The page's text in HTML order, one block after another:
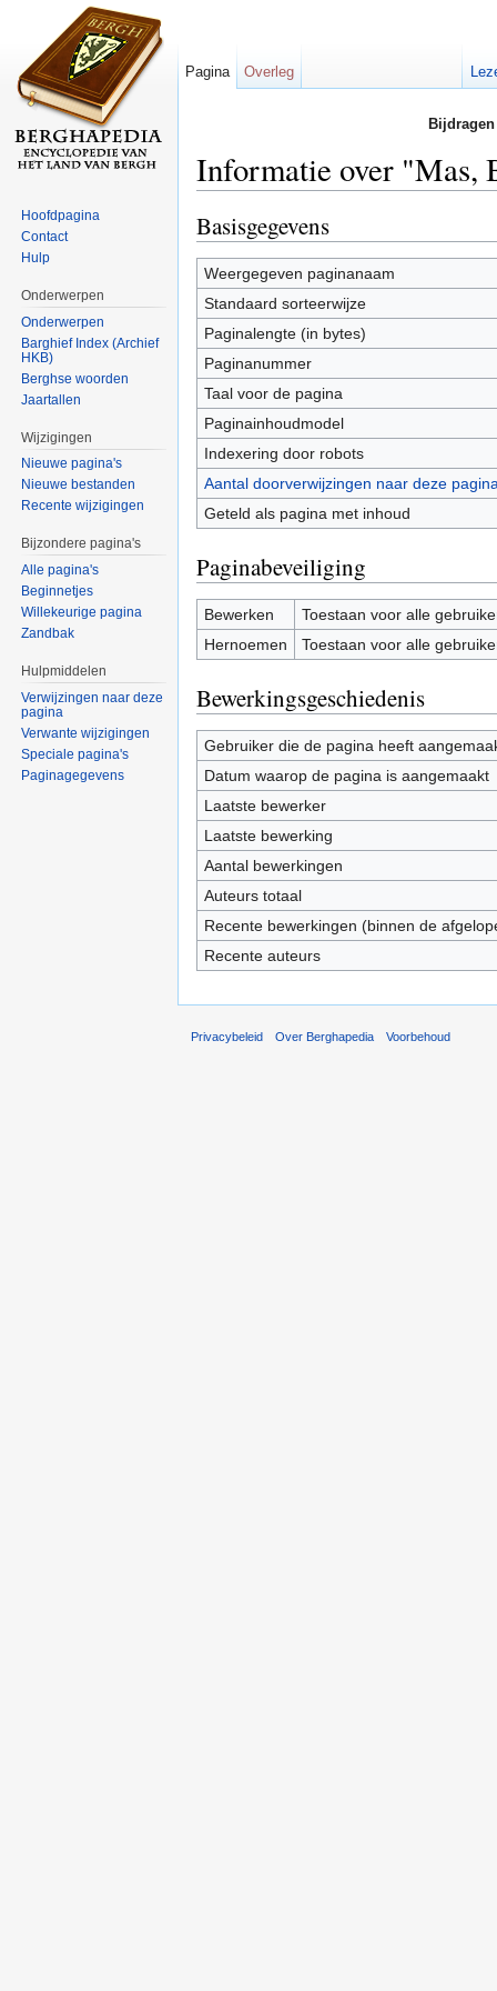
Informatie over "Mas,
Basisgegevens
Weergegeven paginanaam
Standaard sorteerwijze
Paginalengte (in bytes)
Paginanummer
Taal voor de pagina
Paginainhoudmodel
Indexering door robots
Aantal doorverwijzingen naar deze
Geteld als pagina met inhoud
Paginabeveiliging
Bewerken
Toestaan voor alle
Hernoemen
Toestaan voor alle
Bewerkingsgeschiedenis
Gebruiker die de pagina heeft
Datum waarop de pagina is aangemaakt
Laatste bewerker
Laatste bewerking
Aantal bewerkingen
Auteurs totaal
Recente bewerkingen (binnen de
Recente auteurs
Pagina Overleg
Hoofdpagina
Contact
Hulp
Onderwerpen
Onderwerpen
Barghief Index (Archief
HKB)
Berghse woorden
Jaartallen
Wijzigingen
Nieuwe pagina's
Nieuwe bestanden
Recente wijzigingen
Bijzondere pagina's
Alle pagina's
Beginnetjes
Willekeurige pagina
Zandbak
Hulpmiddelen
Verwijzingen naar deze
pagina
Verwante wijzigingen
Speciale pagina's
Paginagegevens
Privacybeleid Over Berghapedia Voorbehoud